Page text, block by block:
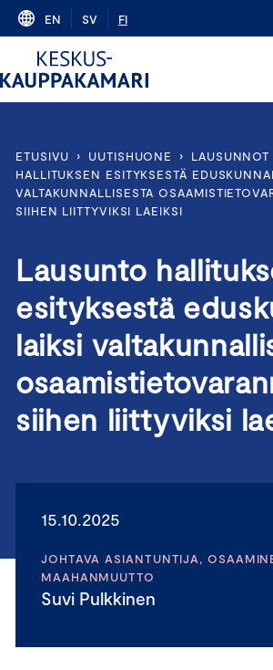
Skip
content
EN SV FI
ETUSIVU › UUTISHUONE › LAUSUNNOT
HALLITUKSEN ESITYKSESTÄ
VALTAKUNNALLISESTA
SIIHEN LIITTYVIKSI LAEIKSI
Lausunto
esityksestä
laiksi
siihen liittyviksi
15.10.2025
JOHTAVA ASIANTUNTIJA,
MAAHANMUUTTO
Suvi Pulkkinen